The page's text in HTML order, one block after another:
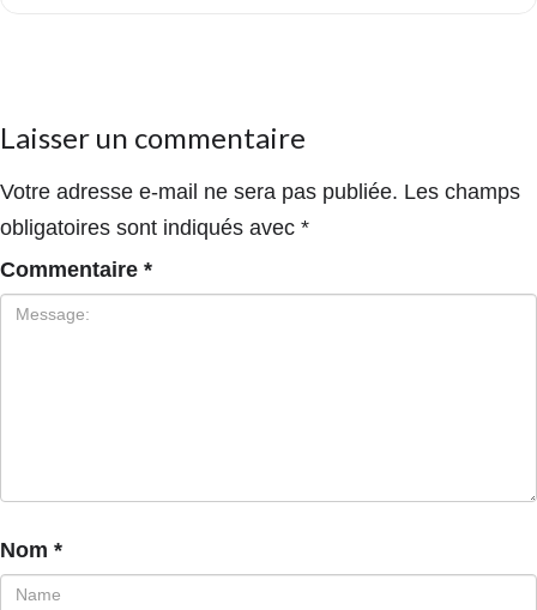
Laisser un commentaire
Votre adresse e-mail ne sera pas publiée. Les champs
obligatoires sont indiqués avec *
Commentaire *
Nom *